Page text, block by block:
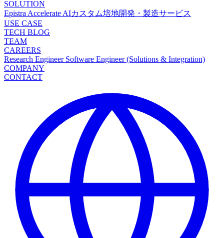
SOLUTION
Epistra Accelerate AIカスタム培地開発・製造サービス
USE CASE
TECH BLOG
TEAM
CAREERS
Research Engineer Software Engineer (Solutions & Integration)
COMPANY
CONTACT